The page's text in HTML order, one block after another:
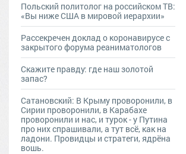
Польский политолог на российском ТВ:
«Вы ниже США в мировой иерархии»
Рассекречен доклад о коронавирусе с
закрытого форума реаниматологов
Скажите правду: где наш золотой
запас?
Сатановский: В Крыму проворонили, в
Сирии проворонили, в Карабахе
проворонили и нас, и турок - у Путина
про них спрашивали, а тут всё, как на
ладони. Провидцы и стратеги, ядрёна
вошь.